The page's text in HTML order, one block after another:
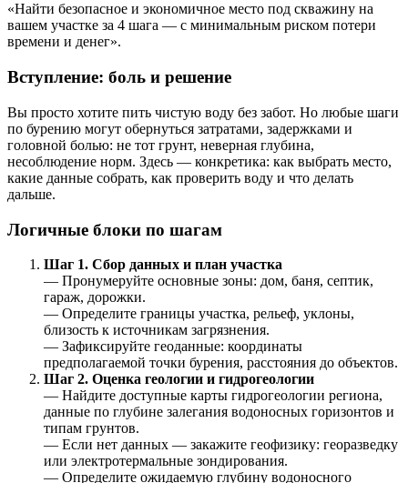
«Найти безопасное и экономичное место под скважину на
вашем участке за 4 шага — с минимальным риском потери
времени и денег».
Вступление: боль и решение
Вы просто хотите пить чистую воду без забот. Но любые шаги
по бурению могут обернуться затратами, задержками и
головной болью: не тот грунт, неверная глубина,
несоблюдение норм. Здесь — конкретика: как выбрать место,
какие данные собрать, как проверить воду и что делать
дальше.
Логичные блоки по шагам
Шаг 1. Сбор данных и план участка
— Пронумеруйте основные зоны: дом, баня, септик,
гараж, дорожки.
— Определите границы участка, рельеф, уклоны,
близость к источникам загрязнения.
— Зафиксируйте геоданные: координаты
предполагаемой точки бурения, расстояния до объектов.
Шаг 2. Оценка геологии и гидрогеологии
— Найдите доступные карты гидрогеологии региона,
данные по глубине залегания водоносных горизонтов и
типам грунтов.
— Если нет данных — закажите геофизику: георазведку
или электротермальные зондирования.
— Определите ожидаемую глубину водоносного